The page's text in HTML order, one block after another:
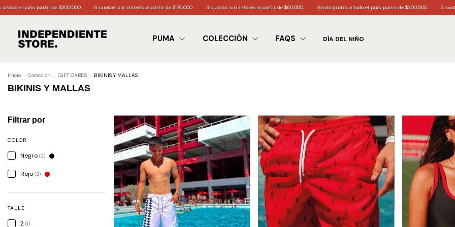
de $200.000 6 cuotas sin interés a partir de $170.000 3 cuotas sin interés a partir de $60.000. Envío gratis a todo el país partir de $200.000 6 cuotas sin interés a
PUMA COLECCIÓN FAQS DÍA DEL NIÑO
Inicio . Colección . GIFT CARDS . BIKINIS Y MALLAS
BIKINIS Y MALLAS
Filtrar por
COLOR
Negro (2)
Rojo (2)
TALLE
2 (1)